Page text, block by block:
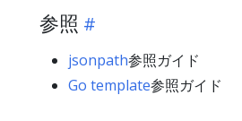
参照
jsonpath参照ガイド
Go template参照ガイド